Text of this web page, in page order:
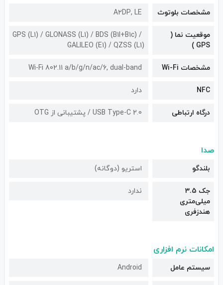
مشخصات بلوتوث A۲DP, LE
موقعیت نما (
GPS )
GPS (L1) / GLONASS (L1) / BDS (B1I+B1c) /
GALILEO (E1) / QZSS (L1)
مشخصات Wi-Fi Wi-Fi 802.11 a/b/g/n/ac/6, dual-band
NFC دارد
درگاه ارتباطی USB Type-C 2.0 / پشتیبانی از OTG
صدا
بلندگو استریو (دوگانه)
جک 3.5
میلی‌متری
هندزفری
ندارد
امکانات نرم افزاری
سیستم عامل Android